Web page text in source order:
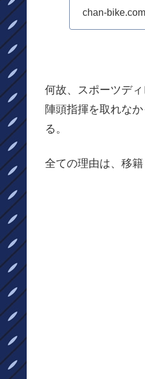
chan-bike.com
何故、スポーツデ
陣頭指揮を取れな
る。
全ての理由は、移